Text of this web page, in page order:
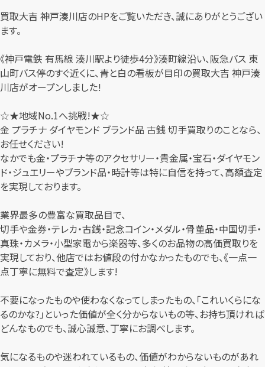
買取大吉 神戸湊川店のHPをご覧いただき、誠にありがとうござい
ます。
《神戸電鉄 有馬線 湊川駅より徒歩4分》湊町線沿い、阪急バス 東
山町バス停のすぐ近くに、青と白の看板が目印の買取大吉 神戸湊
川店がオープンしました!
☆★地域No.1へ挑戦!★☆
金 プラチナ ダイヤモンド ブランド品 古銭 切手買取りのことなら、
お任せください!
なかでも金・プラチナ等のアクセサリー・貴金属・宝石・ダイヤモン
ド・ジュエリーやブランド品・時計等は特に自信を持って、高額査定
を実現しております。
業界最多の豊富な買取品目で、
切手や金券・テレカ・古銭・記念コイン・メダル・骨董品・中国切手・
真珠・カメラ・小型家電から楽器等、多くのお品物の高価買取りを
実現しており、他店ではお値段の付かなかったものでも、《一点一
点丁寧に無料で査定》します!
不要になったものや使わなくなってしまったもの、「これいくらにな
るのかな?」といった価値が全く分からないもの等、お持ち頂ければ
どんなものでも、誠心誠意、丁寧にお調べします。
気になるものや迷われているもの、価値がわからないものがあれ